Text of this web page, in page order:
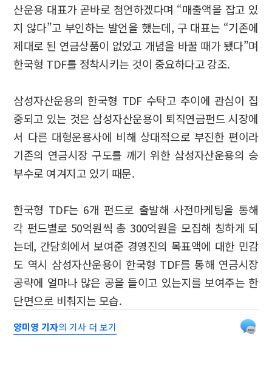
산운용 대표가 곧바로 첨언하겠다며 “매출액을 잡고 있
지 않다”고 부인하는 발언을 했는데, 구 대표는 “기존에
제대로 된 연금상품이 없었고 개념을 바꿀 때가 됐다”며
한국형 TDF를 정착시키는 것이 중요하다고 강조.
삼성자산운용의 한국형 TDF 수탁고 추이에 관심이 집
중되고 있는 것은 삼성자산운용이 퇴직연금펀드 시장에
서 다른 대형운용사에 비해 상대적으로 부진한 편이라
기존의 연금시장 구도를 깨기 위한 삼성자산운용의 승
부수로 여겨지고 있기 때문.
한국형 TDF는 6개 펀드로 출발해 사전마케팅을 통해
각 펀드별로 50억원씩 총 300억원을 모집해 칭하게 되
는데, 간담회에서 보여준 경영진의 목표액에 대한 민감
도 역시 삼성자산운용이 한국형 TDF를 통해 연금시장
공략에 얼마나 많은 공을 들이고 있는지를 보여주는 한
단면으로 비춰지는 모습.
양미영 기자의 기사 더 보기